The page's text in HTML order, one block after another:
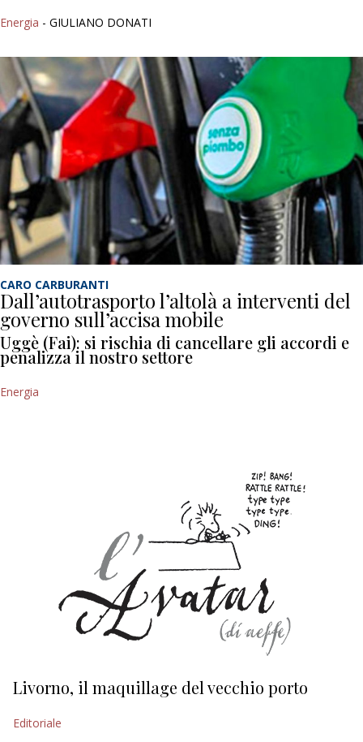
Energia - GIULIANO DONATI
CARO CARBURANTI
Dall’autotrasporto l’altolà a interventi del
governo sull’accisa mobile
Uggè (Fai): si rischia di cancellare gli accordi e
penalizza il nostro settore
Energia
Livorno, il maquillage del vecchio porto
Editoriale